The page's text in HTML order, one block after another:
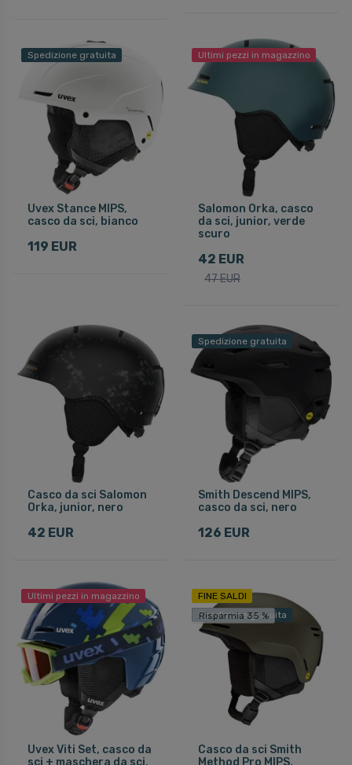
Spedizione gratuita
Uvex Stance MIPS,
casco da sci, bianco
119 EUR
Ultimi pezzi in magazzino
Salomon Orka, casco
da sci, junior, verde
scuro
42 EUR
47 EUR
Casco da sci Salomon
Orka, junior, nero
42 EUR
Spedizione gratuita
Smith Descend MIPS,
casco da sci, nero
126 EUR
Ultimi pezzi in magazzino
Uvex Viti Set, casco da
sci + maschera da sci,
FINE SALDI
Spedizione gratuita
Risparmia 35 %
Casco da sci Smith
Method Pro MIPS,